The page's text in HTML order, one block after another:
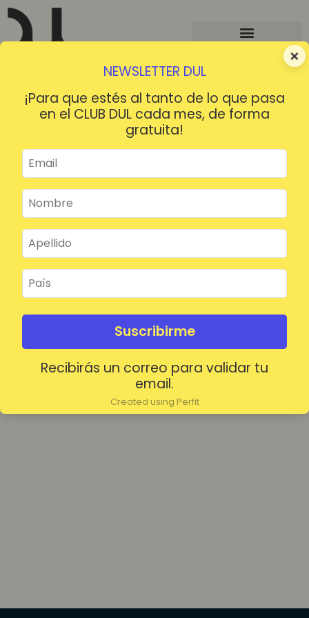
×
NEWSLETTER DUL
¡Para que estés al tanto de lo que pasa
en el CLUB DUL cada mes, de forma
gratuita!
Suscribirme
Recibirás un correo para validar tu
email.
Created using Perfit
¡HOLA!
Mantenerme conectado
Acceder